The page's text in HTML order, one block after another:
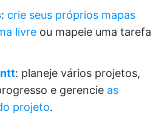
: crie seus próprios mapas
livre ou mapeie uma tarefa
: planeje vários projetos,
e gerencie as
projeto.